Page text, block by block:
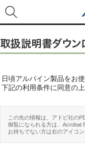
日頃アルパイン製品をお
下記の利用条件に同意の
この先の情報は、アドビ社の
御覧になられる方は、Acrobat
お持ちでない方は右のアイコ